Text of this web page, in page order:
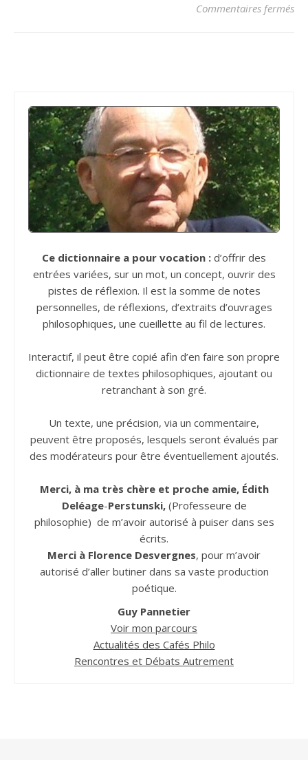
Commentaires fermés
Ce dictionnaire a pour vocation : d’offrir des
entrées variées, sur un mot, un concept, ouvrir des
pistes de réflexion. Il est la somme de notes
personnelles, de réflexions, d’extraits d’ouvrages
philosophiques, une cueillette au fil de lectures.
Interactif, il peut être copié afin d’en faire son propre
dictionnaire de textes philosophiques, ajoutant ou
retranchant à son gré.
Un texte, une précision, via un commentaire,
peuvent être proposés, lesquels seront évalués par
des modérateurs pour être éventuellement ajoutés.
Merci, à ma très chère et proche amie, Édith
Deléage-Perstunski,(Professeure de
philosophie) de m’avoir autorisé à puiser dans ses
écrits.
Merci à Florence Desvergnes, pour m’avoir
autorisé d’aller butiner dans sa vaste production
poétique.
Guy Pannetier
Voir mon parcours
Actualités des Cafés Philo
Rencontres et Débats Autrement